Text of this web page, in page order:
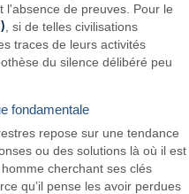
l'absence de preuves. Pour le
, si de telles civilisations
traces de leurs activités
du silence délibéré peu
fondamentale
repose sur une tendance
ou des solutions là où il est
cherchant ses clés
qu’il pense les avoir perdues